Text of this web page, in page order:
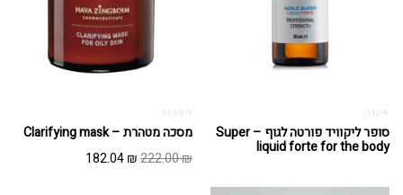
אקנה
סופר ליקוויד פורטה לגוף – Super
liquid forte for the body
מסכות
מסכה מטהרת – Clarifying mask
222.00₪
המחיר182.04₪